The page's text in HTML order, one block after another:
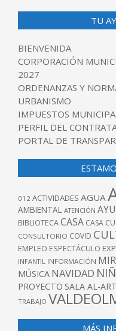
TU
BIENVENIDA
CORPORACIÓN
2027
ORDENANZAS Y
URBANISMO
IMPUESTOS
PERFIL DEL
PORTAL DE
012 ACTIVIDADES AGUA
AMBIENTAL ATENCIÓN
BIBLIOTECACASA CASA
CONSULTORIO COVID
EMPLEO ESPECTÁCULO
INFANTIL INFORMACIÓN
MÚSICA NAVIDAD
PROYECTO SALA AL-
TRABAJO
MÁS